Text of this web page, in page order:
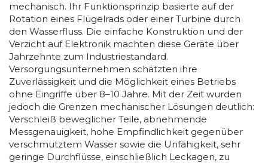
mechanisch. Ihr Funktionsprinzip basierte auf der
Rotation eines Flügelrads oder einer Turbine durch
den Wasserfluss. Die einfache Konstruktion und der
Verzicht auf Elektronik machten diese Geräte über
Jahrzehnte zum Industriestandard.
Versorgungsunternehmen schätzten ihre
Zuverlässigkeit und die Möglichkeit eines Betriebs
ohne Eingriffe über 8–10 Jahre. Mit der Zeit wurden
jedoch die Grenzen mechanischer Lösungen deutlich:
Verschleiß beweglicher Teile, abnehmende
Messgenauigkeit, hohe Empfindlichkeit gegenüber
verschmutztem Wasser sowie die Unfähigkeit, sehr
geringe Durchflüsse, einschließlich Leckagen, zu